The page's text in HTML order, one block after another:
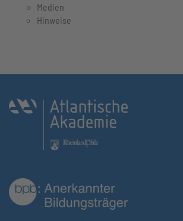
Medien
Hinweise